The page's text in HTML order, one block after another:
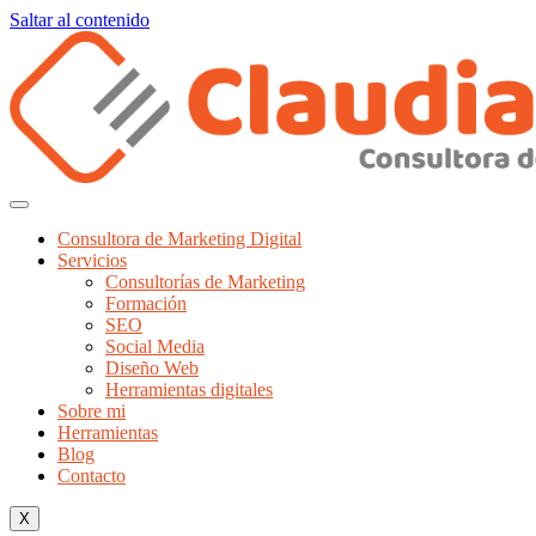
Saltar al contenido
Consultora de Marketing Digital
Servicios
Consultorías de Marketing
Formación
SEO
Social Media
Diseño Web
Herramientas digitales
Sobre mi
Herramientas
Blog
Contacto
X